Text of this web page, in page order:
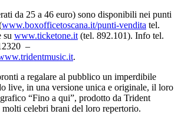
da 25 a 46 euro) sono disponibili nei punti
www.boxofficetoscana.it/punti-vendita tel.
su www.ticketone.it (tel. 892.101). Info tel.
–
.
a regalare al pubblico un imperdibile
live, in una versione unica e originale, il loro
“Fino a qui”, prodotto da Trident
molti celebri brani del loro repertorio.